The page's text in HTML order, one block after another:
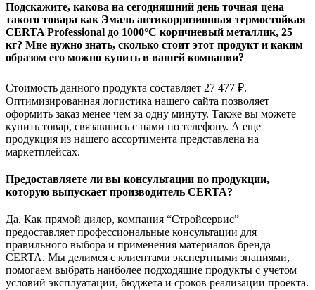
Подскажите, какова на сегодняшний день точная цена
такого товара как Эмаль антикоррозионная термостойкая
CERTA Professional до 1000°С коричневый металлик, 25
кг? Мне нужно знать, сколько стоит этот продукт и каким
образом его можно купить в вашей компании?
Стоимость данного продукта составляет 27 477 ₽.
Оптимизированная логистика нашего сайта позволяет
оформить заказ менее чем за одну минуту. Также вы можете
купить товар, связавшись с нами по телефону. А еще
продукция из нашего ассортимента представлена на
маркетплейсах.
Предоставляете ли вы консультации по продукции,
которую выпускает производитель CERTA?
Да. Как прямой дилер, компания “Стройсервис”
предоставляет профессиональные консультации для
правильного выбора и применения материалов бренда
CERTA. Мы делимся с клиентами экспертными знаниями,
помогаем выбрать наиболее подходящие продукты с учетом
условий эксплуатации, бюджета и сроков реализации проекта.